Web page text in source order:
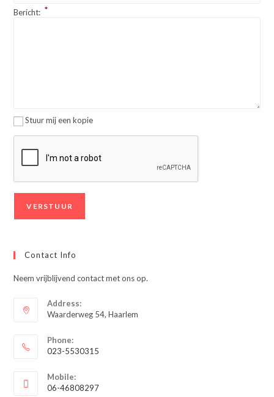
Bericht: *
Stuur mij een kopie
Contact Info
Neem vrijblijvend contact met ons op.
Address:
Waarderweg 54, Haarlem
Phone:
023-5530315
in
je
Mobile:
06-46808297